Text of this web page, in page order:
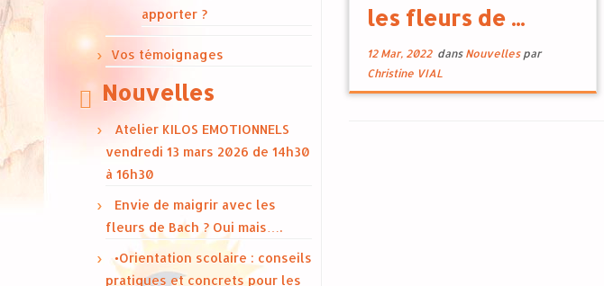
apporter ?
Vos témoignages
Nouvelles
Atelier KILOS EMOTIONNELS
vendredi 13 mars 2026 de 14h30
à 16h30
Envie de maigrir avec les
fleurs de Bach ? Oui mais….
•Orientation scolaire : conseils
pratiques et concrets pour les
les fleurs de ...
12 Mar, 2022dans Nouvelles par
Christine VIAL